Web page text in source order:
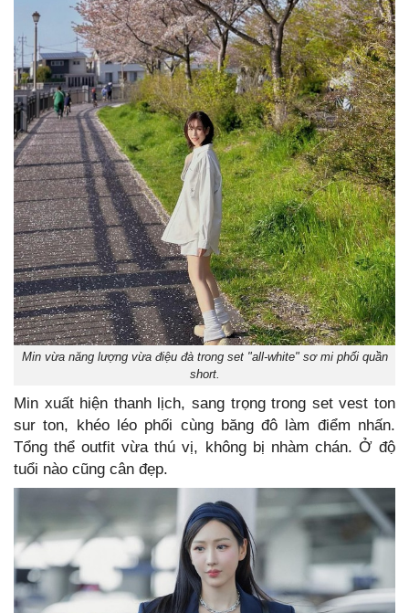
Min vừa năng lượng vừa điệu đà trong set "all-white" sơ mi phối quần
short.
Min xuất hiện thanh lịch, sang trọng trong set vest ton
sur ton, khéo léo phối cùng băng đô làm điểm nhấn.
Tổng thể outfit vừa thú vị, không bị nhàm chán. Ở độ
tuổi nào cũng cân đẹp.